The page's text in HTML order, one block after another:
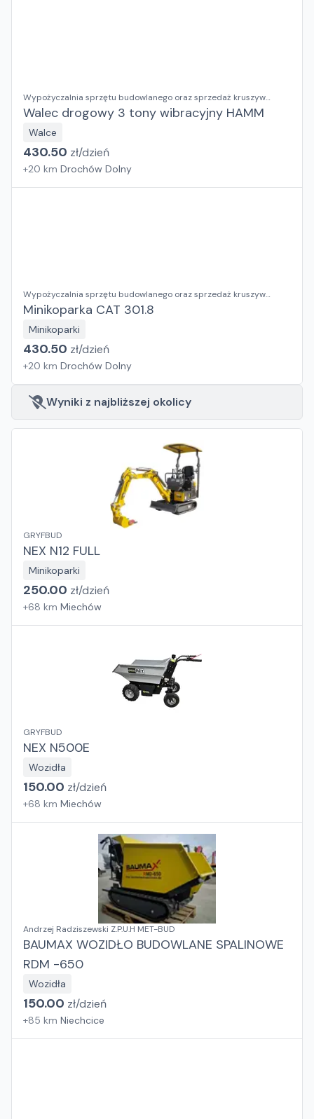
Wypożyczalnia sprzętu budowlanego oraz sprzedaż kruszyw
ozdobnych RENTAL BUD Justyna Dusza-Kumor
Walec drogowy 3 tony wibracyjny HAMM
Walce
430.50 zł/dzień
+20 km Drochów Dolny
Wypożyczalnia sprzętu budowlanego oraz sprzedaż kruszyw
ozdobnych RENTAL BUD Justyna Dusza-Kumor
Minikoparka CAT 301.8
Minikoparki
430.50 zł/dzień
+20 km Drochów Dolny
Wyniki z najbliższej okolicy
GRYFBUD
NEX N12 FULL
Minikoparki
250.00 zł/dzień
+68 km Miechów
GRYFBUD
NEX N500E
Wozidła
150.00 zł/dzień
+68 km Miechów
Andrzej Radziszewski Z.P.U.H MET-BUD
BAUMAX WOZIDŁO BUDOWLANE SPALINOWE
RDM -650
Wozidła
150.00 zł/dzień
+85 km Niechcice